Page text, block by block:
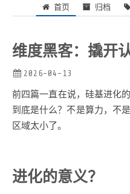
首页 归档
维度黑客：撬开
2026-04-13
前四篇一直在说，硅基进化
到底是什么？不是算力，不
区域太小了。
进化的意义？